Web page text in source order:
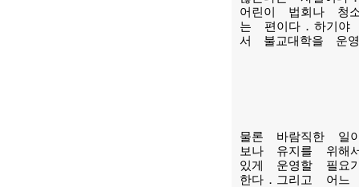
어린이 법회나 청
는 편이다．하기
서 불교대학을 운
물론 바람직한 일
보나 유지를 위해
있게 운영할 필요
한다．그리고 어